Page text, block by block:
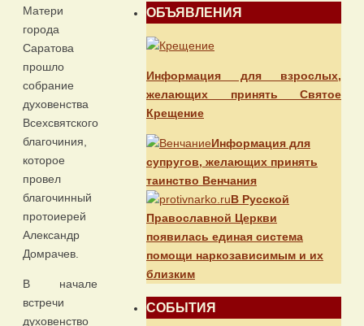
Матери
города
Саратова
прошло
собрание
духовенства
Всехсвятского
благочиния,
которое
провел
благочинный
протоиерей
Александр
Домрачев.
В начале
встречи
духовенство
ОБЪЯВЛЕНИЯ
Информация для взрослых,
желающих принять Святое
Крещение
Информация для
супругов, желающих принять
таинство Венчания
В Русской
Православной Церкви
появилась единая система
помощи наркозависимым и их
близким
СОБЫТИЯ